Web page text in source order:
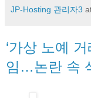
JP-Hosting 관리자3
‘가상 노예 거
임…논란 속